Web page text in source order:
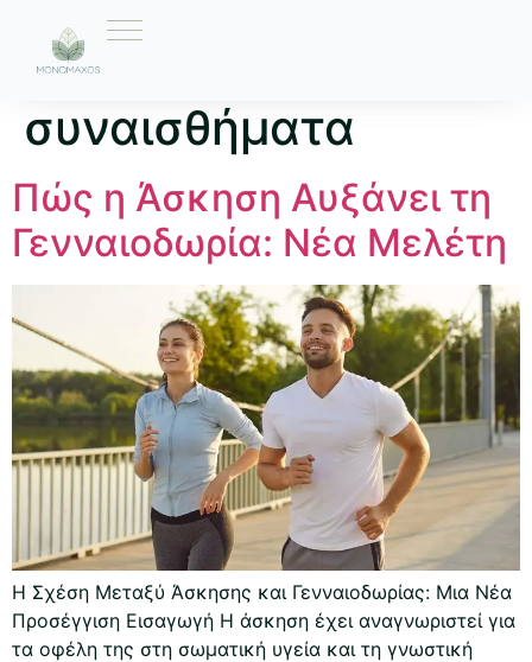
Ετικέτα:
συναισθήματα
Πώς η Άσκηση Αυξάνει τη
Γενναιοδωρία: Νέα Μελέτη
Η Σχέση Μεταξύ Άσκησης και Γενναιοδωρίας: Μια Νέα
Προσέγγιση Εισαγωγή Η άσκηση έχει αναγνωριστεί για
τα οφέλη της στη σωματική υγεία και τη γνωστική